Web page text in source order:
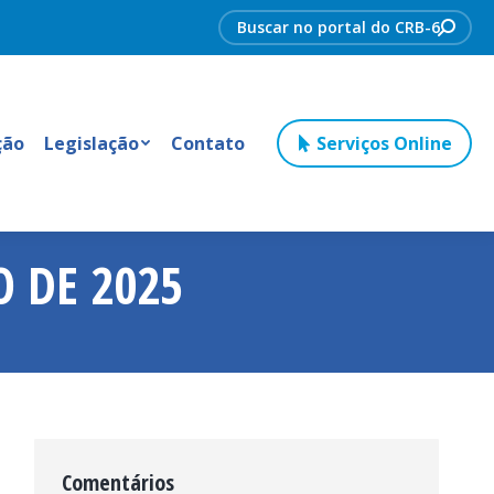
Search:
Legislação Contato Serviços Online
DE 2025
Comentários